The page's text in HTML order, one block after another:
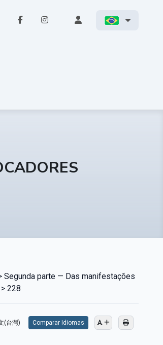
parte — Das manifestações
228
(台灣) Comparar Idiomas